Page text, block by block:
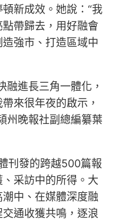
新成效。她說：“我
帶歸去，用好融會
強市、打造區域中
融進長三角一體化，
來很年夜的啟示，
州晚報社副總編纂葉
刊發的跨越500篇報
采訪中的所得。大
中、在媒體深度融
通收獲共鳴，逐浪